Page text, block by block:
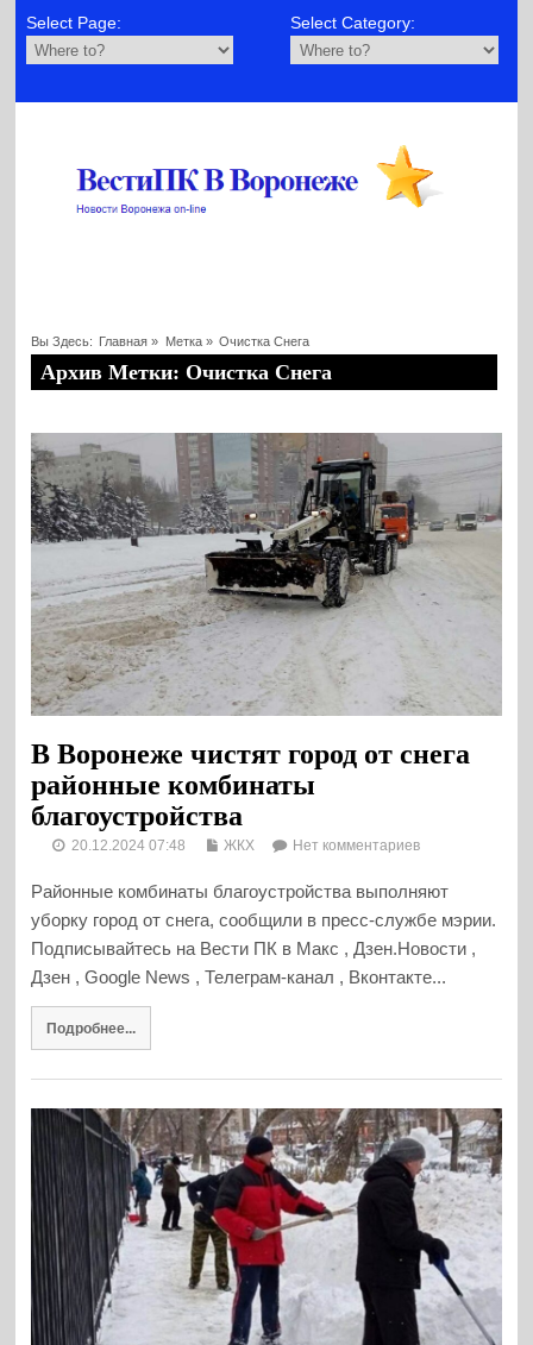
Select Page: Select Category:
Вы Здесь: Главная » Метка » Очистка Снега
Архив Метки: Очистка Снега
В Воронеже чистят город от снега
районные комбинаты
благоустройства
20.12.2024 07:48 ЖКХ Нет комментариев
Районные комбинаты благоустройства выполняют
уборку город от снега, сообщили в пресс-службе мэрии.
Подписывайтесь на Вести ПК в Макс , Дзен.Новости ,
Дзен , Google News , Телеграм-канал , Вконтакте...
Подробнее...